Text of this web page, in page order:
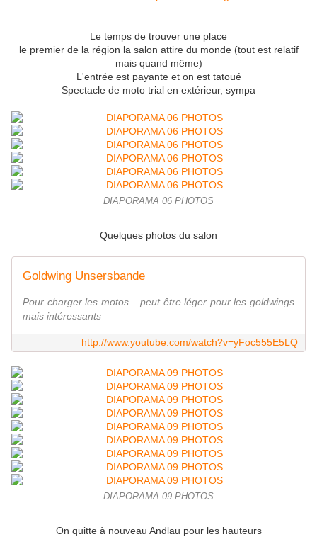
Le temps de trouver une place
le premier de la région la salon attire du monde (tout est relatif
mais quand même)
L'entrée est payante et on est tatoué
Spectacle de moto trial en extérieur, sympa
DIAPORAMA 06 PHOTOS
Quelques photos du salon
Goldwing Unsersbande
Pour charger les motos... peut être léger pour les goldwings
mais intéressants
http://www.youtube.com/watch?v=yFoc555E5LQ
DIAPORAMA 09 PHOTOS
On quitte à nouveau Andlau pour les hauteurs